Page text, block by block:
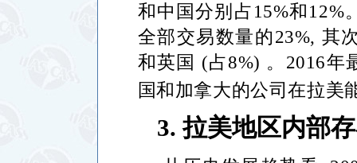
和中国分别占15%和12%
全部交易数量的23%, 其
和英国 (占8%) 。 2016年
国和加拿大的公司在拉美
3.拉美地区内部